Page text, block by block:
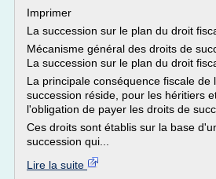
Imprimer
La succession sur le plan du droit
Mécanisme général des droits de
La succession sur le plan du droit
La principale conséquence fiscale de
succession réside, pour les héritiers
l'obligation de payer les droits de
Ces droits sont établis sur la base
succession qui...
Lire la suite